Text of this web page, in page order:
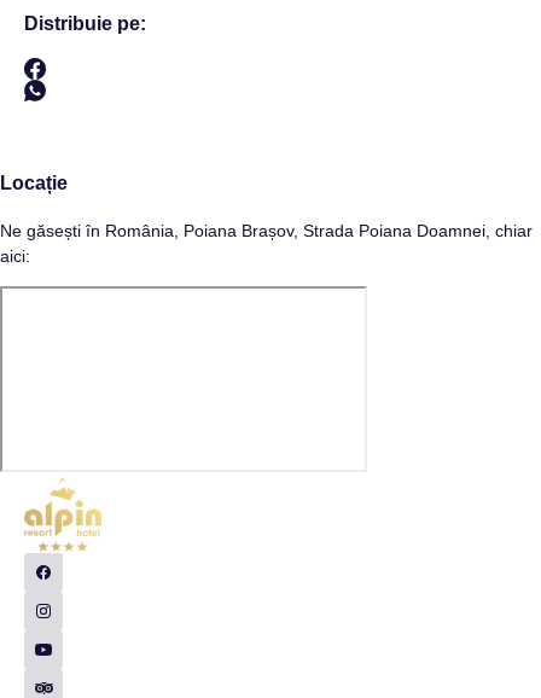
Distribuie pe:
Locație
Ne găsești în România, Poiana Brașov, Strada Poiana Doamnei, chiar
aici: